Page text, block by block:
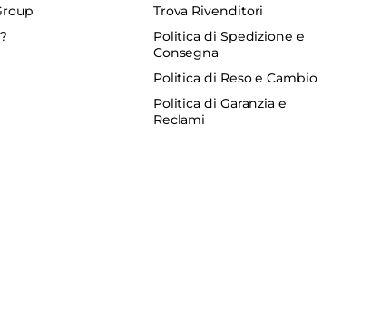
Trova Rivenditori
Politica di Spedizione e
Consegna
Politica di Reso e Cambio
Politica di Garanzia e
Reclami